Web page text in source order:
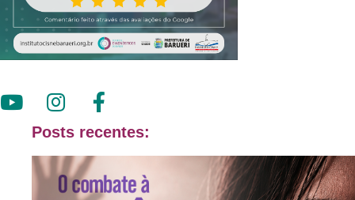
Posts recentes: